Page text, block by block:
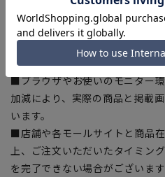
干の誤差が生じる場合がござい
■サイズスペックは仕上がりサ
部、商品現物におすすめサイズ
商品もございます。
■ブラウザやお使いのモニター
加減により、実際の商品と掲載
います。
■店舗や各モールサイトと商品
上、ご注文いただいたタイミン
を完了できない場合がございま